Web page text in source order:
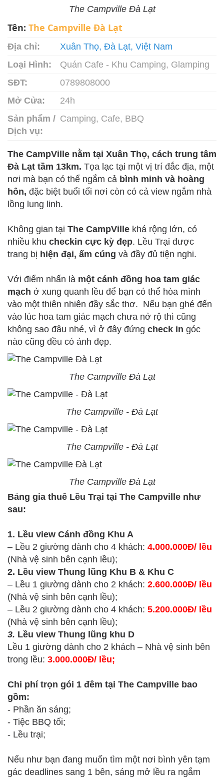
The Campville Đà Lạt
Tên: The Campville Đà Lạt
Địa chỉ:
Xuân Thọ, Đà Lạt, Việt Nam
Loại Hình:
Quán Cafe - Khu Camping, Glamping
SĐT:
0789808000
Mở Cửa:
24h
Sản phẩm /
Dịch vụ:
Camping, Cafe, BBQ
The CampVille nằm tại Xuân Thọ, cách trung tâm
Đà Lạt tầm 13km. Tọa lạc tại một vị trí đắc địa, một
nơi mà bạn có thể ngắm cả bình minh và hoàng
hôn, đặc biệt buổi tối nơi còn có cả view ngắm nhà
lồng lung linh.
Không gian tại The CampVille khá rộng lớn, có
nhiều khu checkin cực kỳ đẹp. Lều Trại được
trang bị hiện đại, ấm cúng và đầy đủ tiện nghi.
Với điểm nhấn là một cánh đồng hoa tam giác
mạch ở xung quanh lều để bạn có thể hòa mình
vào một thiên nhiên đầy sắc thơ. Nếu bạn ghé đến
vào lúc hoa tam giác mạch chưa nở rộ thì cũng
không sao đâu nhé, vì ở đây đứng check in góc
nào cũng đều có ảnh đẹp.
The Campville Đà Lạt
The Campville - Đà Lạt
The Campville - Đà Lạt
The Campville Đà Lạt
Bảng gia thuê Lều Trại tại The Campville như
sau:
1. Lều view Cánh đồng Khu A
– Lều 2 giường dành cho 4 khách: 4.000.000Đ/ lều
(Nhà vệ sinh bên cạnh lều);
2. Lều view Thung lũng Khu B & Khu C
– Lều 1 giường dành cho 2 khách: 2.600.000Đ/ lều
(Nhà vệ sinh bên cạnh lều);
– Lều 2 giường dành cho 4 khách: 5.200.000Đ/ lều
(Nhà vệ sinh bên cạnh lều);
3. Lều view Thung lũng khu D
Lều 1 giường dành cho 2 khách – Nhà vệ sinh bên
trong lều: 3.000.000Đ/ lều;
Chi phí trọn gói 1 đêm tại The Campville bao
gồm:
- Phần ăn sáng;
- Tiệc BBQ tối;
- Lều trại;
Nếu như bạn đang muốn tìm một nơi bình yên tạm
gác deadlines sang 1 bên, sáng mở lều ra ngắm